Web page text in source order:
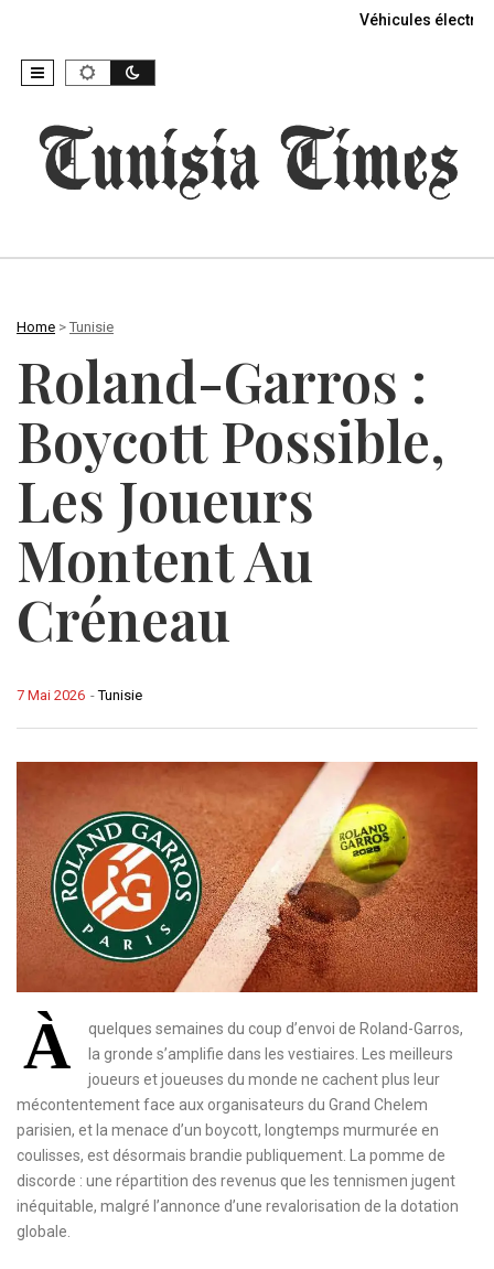
Véhicules
Home > Tunisie
Roland-Garros :
Boycott Possible,
Les Joueurs
Montent Au
Créneau
-Tunisie
7 Mai 2026
À
quelques semaines du coup d’envoi de Roland-Garros,
la gronde s’amplifie dans les vestiaires. Les meilleurs
joueurs et joueuses du monde ne cachent plus leur
mécontentement face aux organisateurs du Grand Chelem
parisien, et la menace d’un boycott, longtemps murmurée en
coulisses, est désormais brandie publiquement. La pomme de
discorde : une répartition des revenus que les tennismen jugent
inéquitable, malgré l’annonce d’une revalorisation de la dotation
globale.